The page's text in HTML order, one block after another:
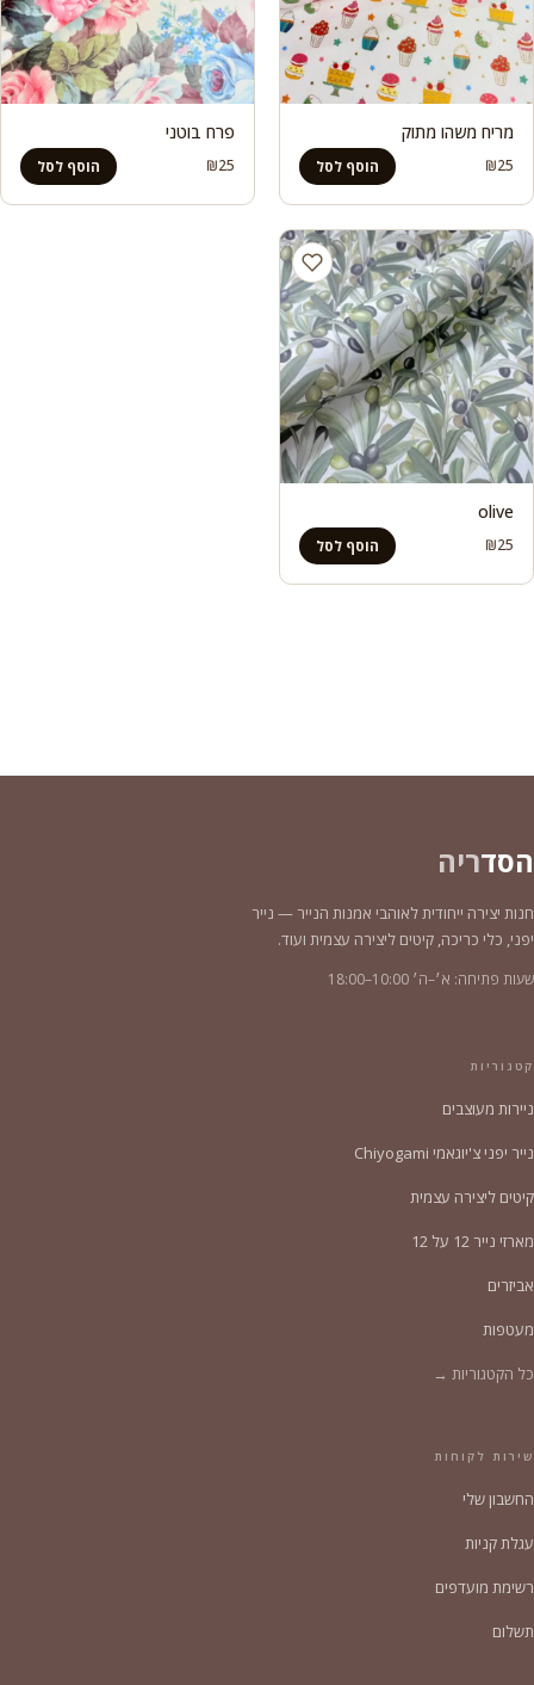
מריח משהו מתוק
₪25 הוסף לסל
פרח בוטני
₪25 הוסף לסל
olive
₪25 הוסף לסל
הסדריה
חנות יצירה ייחודית לאוהבי אמנות הנייר — נייר
יפני, כלי כריכה, קיטים ליצירה עצמית ועוד.
שעות פתיחה: א׳–ה׳ 10:00–18:00
קטגוריות
ניירות מעוצבים
נייר יפני צ'יוגאמי Chiyogami
קיטים ליצירה עצמית
מארזי נייר 12 על 12
אביזרים
מעטפות
כל הקטגוריות →
שירות לקוחות
החשבון שלי
עגלת קניות
רשימת מועדפים
תשלום